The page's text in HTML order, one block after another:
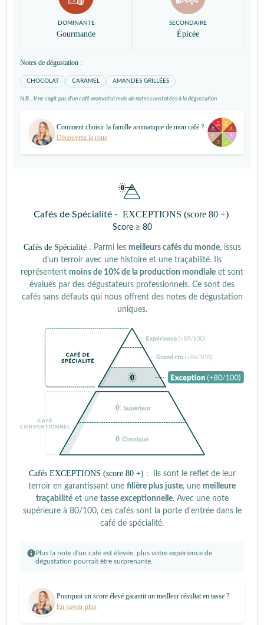
DOMINANTE
Gourmande
SECONDAIRE
Épicée
Notes de dégustation :
CHOCOLAT CARAMEL AMANDES GRILLÉES
N.B. : Il ne s’agit pas d’un café aromatisé mais de notes constatées à la dégustation
Comment choisir la famille aromatique de mon café ?
Découvrez la roue
Cafés de Spécialité - EXCEPTIONS (score 80 +)
Score ≥ 80
Cafés de Spécialité : Parmi les meilleurs cafés du monde, issus
d'un terroir avec une histoire et une traçabilité. Ils
représentent moins de 10% de la production mondiale et sont
évalués par des dégustateurs professionnels. Ce sont des
cafés sans défauts qui nous offrent des notes de dégustation
uniques.
Cafés EXCEPTIONS (score 80 +) :
Ils sont le reflet de leur
terroir en garantissant une filière plus juste, une meilleure
traçabilitéet une tasse exceptionnelle. Avec une note
supérieure à 80/100, ces cafés sont la porte d'entrée dans le
café de spécialité.
Plus la note d'un café est élevée, plus votre expérience de
dégustation pourrait être surprenante.
Pourquoi un score élevé garantit un meilleur résultat en tasse ?
En savoir plus